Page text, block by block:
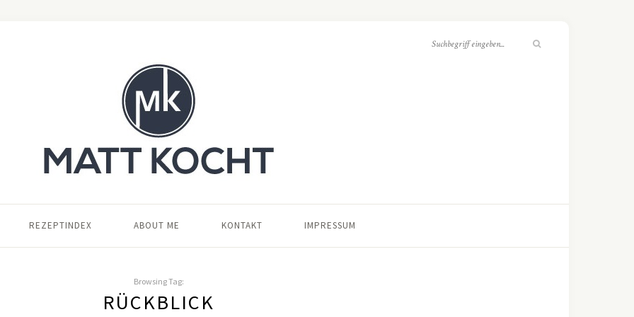
REZEPTINDEX ABOUT ME KONTAKT IMPRESSUM
Browsing Tag:
RÜCKBLICK